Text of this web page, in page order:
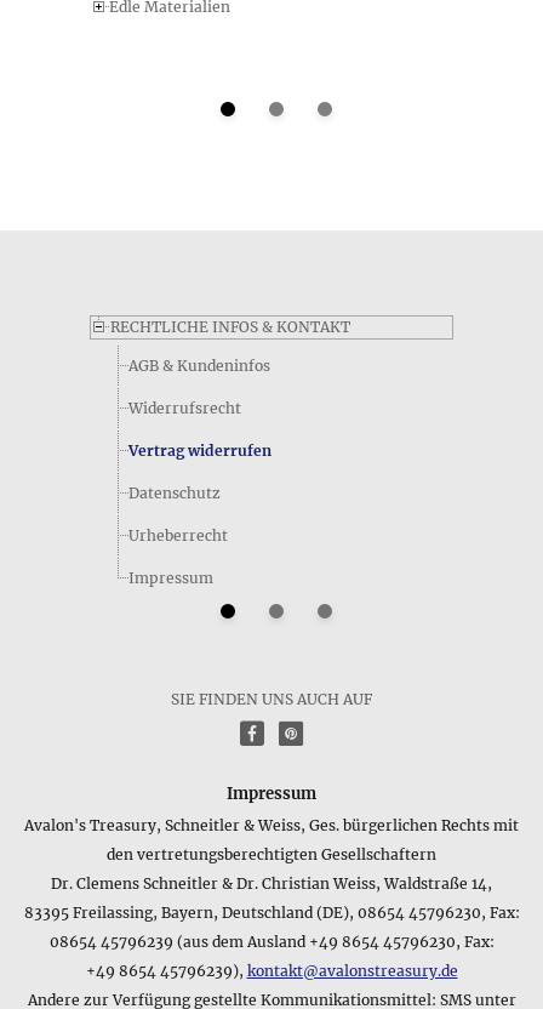
Dimensionen dieses Artikels - folgendermaßen lauten die
der Kelche • Ohrhaken gibt der Hersteller an?
Welches Material ist auf dem Datenblatt des Produkts Zwei
der Kelche • Ohrhaken angegeben?
Das Produkt Zwei der Kelche • Ohrhaken besteht aus dem
Welche Maße hat das Produkt Zwei der Kelche • Ohrhaken
Das Produkt Zwei der Kelche • Ohrhaken hat folgende Größe:
Ohrhaken?
Die genauen Detailangaben zu unseren verschiedenen
Produkten enthalten meist neben dem Reingewicht des
Produkts auch eine Angabe zum Gesamtgewicht inkl.
Verpackung, da diese Information für manche Anwendungen
wichtig ist. Die Gewichtsangaben zum Produkt Zwei der
Kelche • Ohrhaken lauten hierbei folgendermaßen: 3 g
Edle Materialien
RECHTLICHE INFOS & KONTAKT
AGB & Kundeninfos
Widerrufsrecht
Vertrag widerrufen
Datenschutz
Urheberrecht
Impressum
SIE FINDEN UNS AUCH AUF
f P
Impressum
Avalon's Treasury, Schneitler & Weiss, Ges. bürgerlichen Rechts mit
den vertretungsberechtigten Gesellschaftern
Dr. Clemens Schneitler & Dr. Christian Weiss, Waldstraße 14,
83395 Freilassing, Bayern, Deutschland (DE), 08654 45796230, Fax:
08654 45796239 (aus dem Ausland +49 8654 45796230, Fax:
+49 8654 45796239), kontakt@avalonstreasury.de
Andere zur Verfügung gestellte Kommunikationsmittel: SMS unter